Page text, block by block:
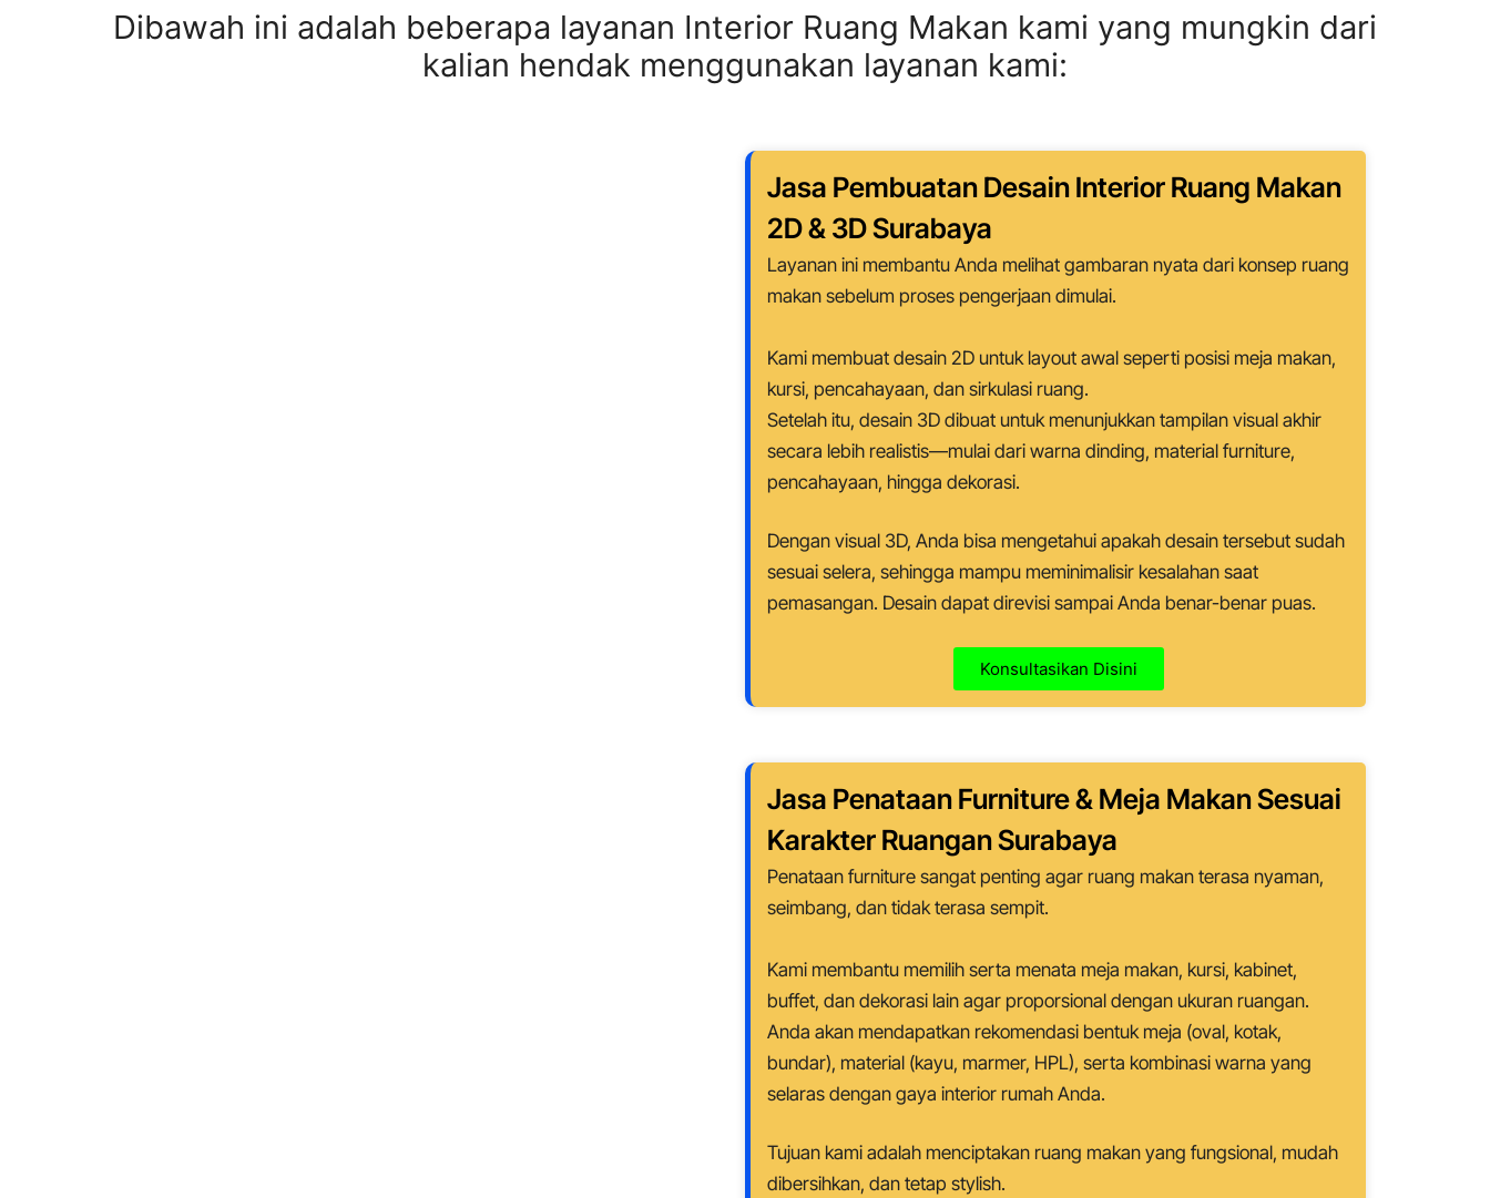
Dibawah ini adalah beberapa layanan Interior Ruang Makan kami yang mungkin dari
kalian hendak menggunakan layanan kami:
Jasa Pembuatan Desain Interior Ruang Makan
2D & 3D Surabaya
Layanan ini membantu Anda melihat gambaran nyata dari konsep ruang
makan sebelum proses pengerjaan dimulai.
Kami membuat desain 2D untuk layout awal seperti posisi meja makan,
kursi, pencahayaan, dan sirkulasi ruang.
Setelah itu, desain 3D dibuat untuk menunjukkan tampilan visual akhir
secara lebih realistis—mulai dari warna dinding, material furniture,
pencahayaan, hingga dekorasi.
Dengan visual 3D, Anda bisa mengetahui apakah desain tersebut sudah
sesuai selera, sehingga mampu meminimalisir kesalahan saat
pemasangan. Desain dapat direvisi sampai Anda benar-benar puas.
Konsultasikan Disini
Jasa Penataan Furniture & Meja Makan Sesuai
Karakter RuanganSurabaya
Penataan furniture sangat penting agar ruang makan terasa nyaman,
seimbang, dan tidak terasa sempit.
Kami membantu memilih serta menata meja makan, kursi, kabinet,
buffet, dan dekorasi lain agar proporsional dengan ukuran ruangan.
Anda akan mendapatkan rekomendasi bentuk meja (oval, kotak,
bundar), material (kayu, marmer, HPL), serta kombinasi warna yang
selaras dengan gaya interior rumah Anda.
Tujuan kami adalah menciptakan ruang makan yang fungsional, mudah
dibersihkan, dan tetap stylish.